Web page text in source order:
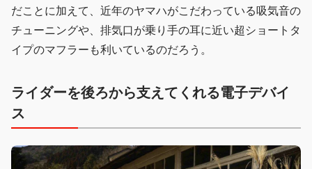
だことに加えて、近年のヤマハがこだわっている吸気音の
チューニングや、排気口が乗り手の耳に近い超ショートタ
イプのマフラーも利いているのだろう。
ライダーを後ろから支えてくれる電子デバイ
ス